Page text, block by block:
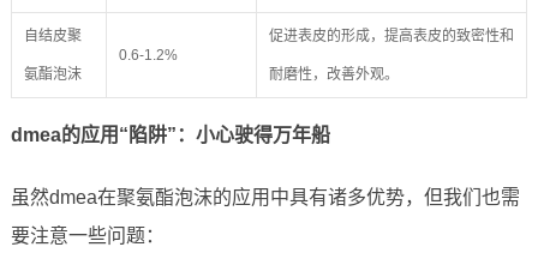
自结皮聚
氨酯泡沫
0.6-1.2%
促进表皮的形成，提高表皮的致密性和
耐磨性，改善外观。
dmea的应用“陷阱”：小心驶得万年船
虽然dmea在聚氨酯泡沫的应用中具有诸多优势，但我们也需
要注意一些问题：